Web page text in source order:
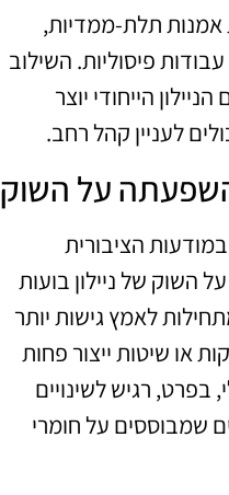
אמנות תלת-ממדיות,
פיסוליות. השילוב
הייחודי יוצר
לעניין קהל רחב.
על השוק
הציבורית
השוק של ניילון בועות
לאמץ גישות יותר
או שיטות ייצור פחות
בפרט, רגיש לשינויים
שמבוססים על חומרי